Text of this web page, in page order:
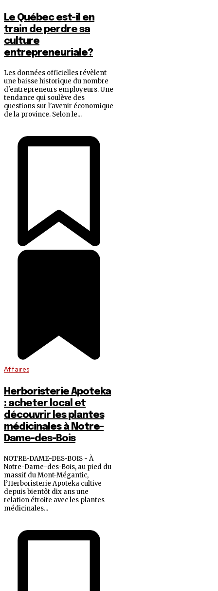
Le Québec est-il en
train de perdre sa
culture
entrepreneuriale?
Les données officielles révèlent
une baisse historique du nombre
d'entrepreneurs employeurs. Une
tendance qui soulève des
questions sur l'avenir économique
de la province. Selon le...
Affaires
Herboristerie Apoteka
: acheter local et
découvrir les plantes
médicinales à Notre-
Dame-des-Bois
NOTRE-DAME-DES-BOIS - À
Notre-Dame-des-Bois, au pied du
massif du Mont-Mégantic,
l’Herboristerie Apoteka cultive
depuis bientôt dix ans une
relation étroite avec les plantes
médicinales...